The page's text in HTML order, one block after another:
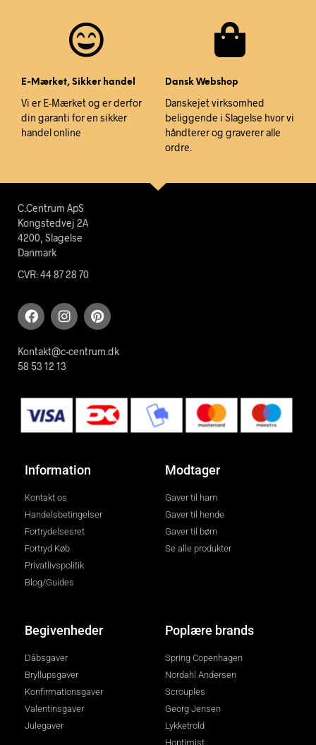
E-Mærket, Sikker handel
Vi er E-Mærket og er derfor
din garanti for en sikker
handel online
Dansk Webshop
Danskejet virksomhed
beliggende i Slagelse hvor vi
håndterer og graverer alle
ordre.
C.Centrum ApS
Kongstedvej 2A
4200, Slagelse
Danmark
CVR: 44 87 28 70
Kontakt@c-centrum.dk
58 53 12 13
Information
Kontakt os
Handelsbetingelser
Fortrydelsesret
Fortryd Køb
Privatlivspolitik
Blog/Guides
Modtager
Gaver til ham
Gaver til hende
Gaver til børn
Se alle produkter
Begivenheder
Dåbsgaver
Bryllupsgaver
Konfirmationsgaver
Valentinsgaver
Julegaver
Poplære brands
Spring Copenhagen
Nordahl Andersen
Scrouples
Georg Jensen
Lykketrold
Hoptimist